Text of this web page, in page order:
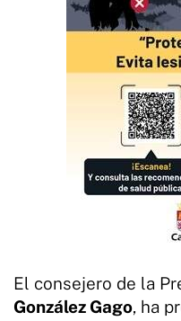
El consejero de la
González Gago, ha